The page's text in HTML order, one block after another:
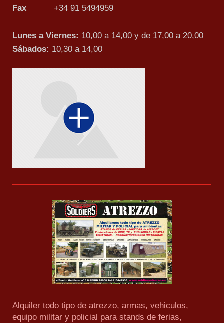
Fax +34 91 5494959
Lunes a Viernes: 10,00 a 14,00 y de 17,00 a 20,00
Sábados: 10,30 a 14,00
Alquiler todo tipo de atrezzo, armas, vehiculos,
equipo militar y policial para stands de ferias,